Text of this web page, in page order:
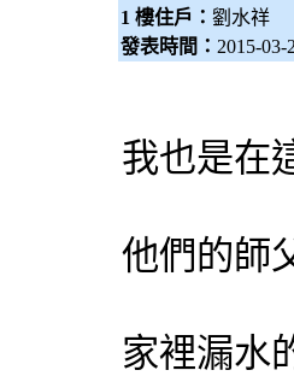
1 樓住戶： 劉水祥
發表時間： 2015-03-
我也是在
他們的師
家裡漏水